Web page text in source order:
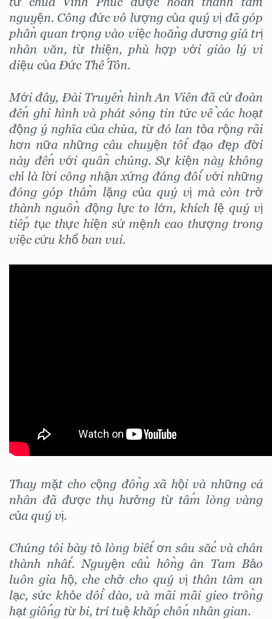
nguyện. Công đức vô lượng của quý vị đã góp
phần quan trọng vào việc hoằng dương giá trị
nhân văn, từ thiện, phù hợp với giáo lý vi
diệu của Đức Thế Tôn.
Mới đây, Đài Truyền hình An Viên đã cử đoàn
đến ghi hình và phát sóng tin tức về các hoạt
động ý nghĩa của chùa, từ đó lan tỏa rộng rãi
hơn nữa những câu chuyện tốt đạo đẹp đời
này đến với quần chúng. Sự kiện này không
chỉ là lời công nhận xứng đáng đối với những
đóng góp thầm lặng của quý vị mà còn trở
thành nguồn động lực to lớn, khích lệ quý vị
tiếp tục thực hiện sứ mệnh cao thượng trong
việc cứu khổ ban vui.
Thay mặt cho cộng đồng xã hội và những cá
nhân đã được thụ hưởng từ tấm lòng vàng
của quý vị.
Chúng tôi bày tỏ lòng biết ơn sâu sắc và chân
thành nhất. Nguyện cầu hồng ân Tam Bảo
luôn gia hộ, che chở cho quý vị thân tâm an
lạc, sức khỏe dồi dào, và mãi mãi gieo trồng
hạt giống từ bi, trí tuệ khắp chốn nhân gian.